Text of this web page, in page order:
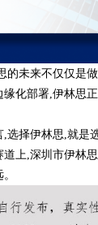
的未来不仅仅是
缘化部署,伊林思
,选择伊林思,就是
道上,深圳市伊林